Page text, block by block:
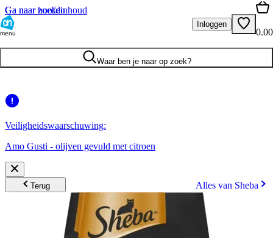
Ga naar hoofdinhoud
Ga naar zoeken
menu
Inloggen
0.00
Waar ben je naar op zoek?
Veiligheidswaarschuwing:
Amo Gusti - olijven gevuld met citroen
Terug Alles van Sheba